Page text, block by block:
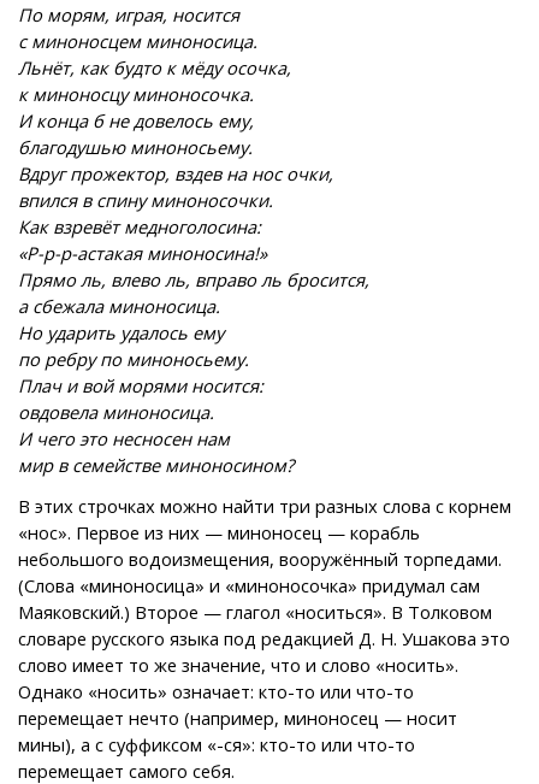
По морям, играя, носится
с миноносцем миноносица.
Льнёт, как будто к мёду осочка,
к миноносцу миноносочка.
И конца б не довелось ему,
благодушью миноносьему.
Вдруг прожектор, вздев на нос очки,
впился в спину миноносочки.
Как взревёт медноголосина:
«Р-р-р-астакая миноносина!»
Прямо ль, влево ль, вправо ль бросится,
а сбежала миноносица.
Но ударить удалось ему
по ребру по миноносьему.
Плач и вой морями носится:
овдовела миноносица.
И чего это несносен нам
мир в семействе миноносином?
В этих строчках можно найти три разных слова с корнем
«нос». Первое из них — миноносец — корабль
небольшого водоизмещения, вооружённый торпедами.
(Слова «миноносица» и «миноносочка» придумал сам
Маяковский.) Второе — глагол «носиться». В Толковом
словаре русского языка под редакцией Д. Н. Ушакова это
слово имеет то же значение, что и слово «носить».
Однако «носить» означает: кто-то или что-то
перемещает нечто (например, миноносец — носит
мины), а с суффиксом «-ся»: кто-то или что-то
перемещает самого себя.